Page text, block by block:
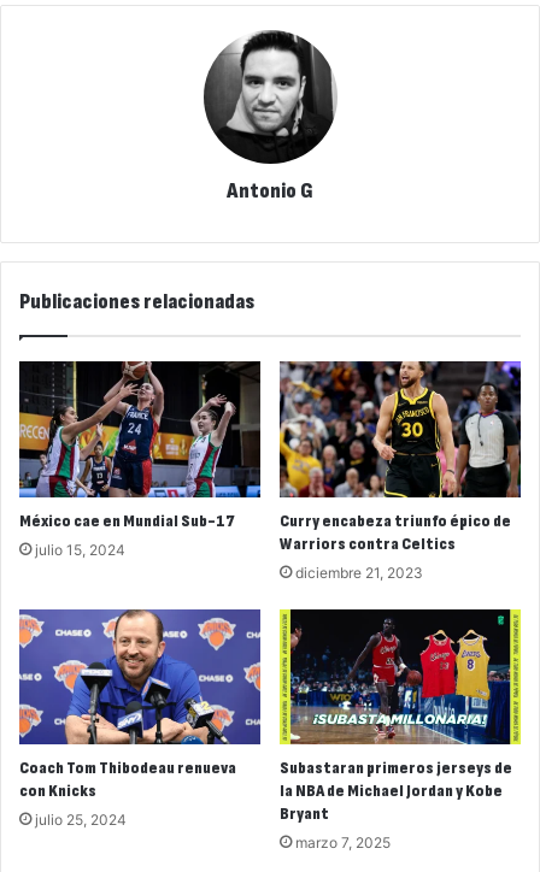
Antonio G
Publicaciones relacionadas
México cae en Mundial Sub-17
julio 15, 2024
Curry encabeza triunfo épico de
Warriors contra Celtics
diciembre 21, 2023
Coach Tom Thibodeau renueva
con Knicks
julio 25, 2024
Subastaran primeros jerseys de
la NBA de Michael Jordan y Kobe
Bryant
marzo 7, 2025